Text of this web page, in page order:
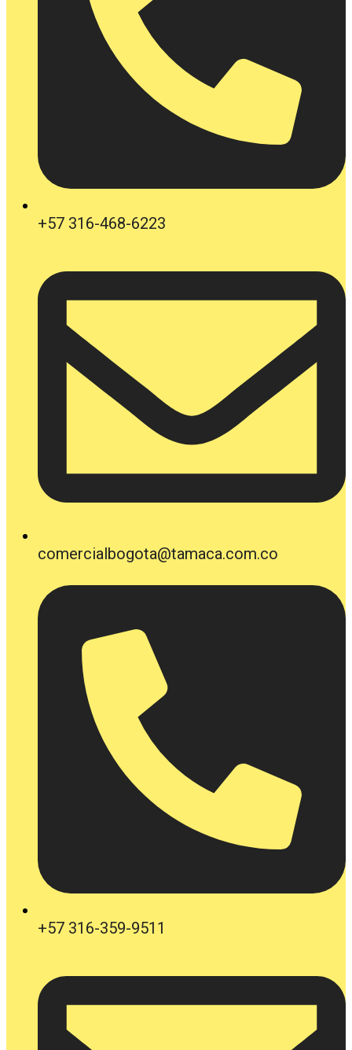
+57 316-468-6223
comercialbogota@tamaca.com.co
+57 316-359-9511